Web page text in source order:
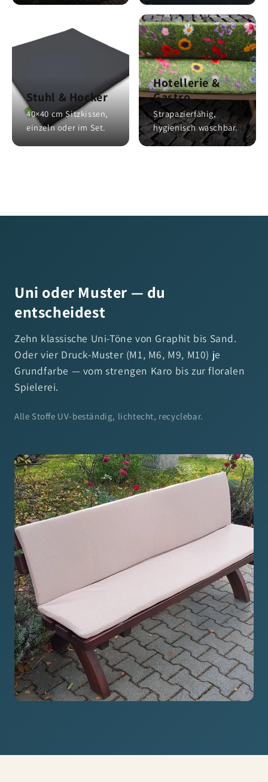
Stuhl & Hocker
40×40 cm Sitzkissen,
einzeln oder im Set.
Hotellerie &
Gastro
Strapazierfähig,
hygienisch waschbar.
Uni oder Muster — du
entscheidest
Zehn klassische Uni-Töne von Graphit bis Sand.
Oder vier Druck-Muster (M1, M6, M9, M10) je
Grundfarbe — vom strengen Karo bis zur floralen
Spielerei.
Alle Stoffe UV-beständig, lichtecht, recyclebar.